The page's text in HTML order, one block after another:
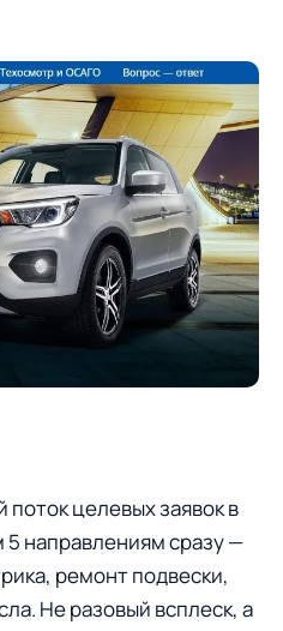
целевых заявок в
направлениям сразу —
ремонт подвески,
Не разовый всплеск, а